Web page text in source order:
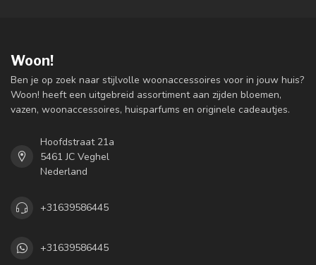
Woon!
Ben je op zoek naar stijlvolle woonaccessoires voor in jouw huis?
Woon! heeft een uitgebreid assortiment aan zijden bloemen,
vazen, woonaccessoires, huisparfums en originele cadeautjes.
Hoofdstraat 21a
5461 JC Veghel
Nederland
+31639586445
+31639586445